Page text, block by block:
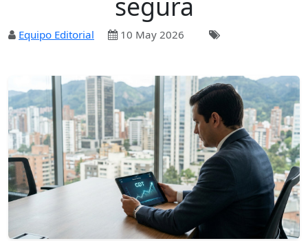
Equipo Editorial 10 May 2026